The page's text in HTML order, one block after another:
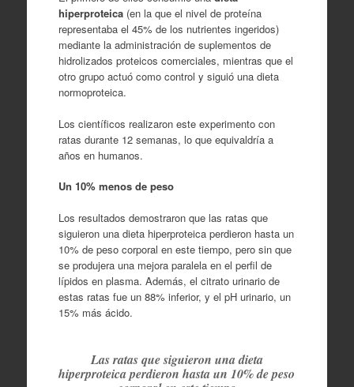
hiperproteica(en la que el nivel de proteína
representaba el 45% de los nutrientes ingeridos)
mediante la administración de suplementos de
hidrolizados proteicos comerciales, mientras que el
otro grupo actuó como control y siguió una dieta
normoproteica.
Los científicos realizaron este experimento con
ratas durante 12 semanas, lo que equivaldría a
años en humanos.
Un 10% menos de peso
Los resultados demostraron que las ratas que
siguieron una dieta hiperproteica perdieron hasta un
10% de peso corporal en este tiempo, pero sin que
se produjera una mejora paralela en el perfil de
lípidos en plasma. Además, el citrato urinario de
estas ratas fue un 88% inferior, y el pH urinario, un
15% más ácido.
Las ratas que siguieron una dieta
hiperproteica perdieron hasta un 10% de peso